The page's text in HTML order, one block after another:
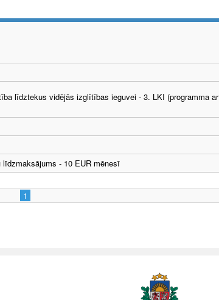
līdztekus vidējās izglītības ieguvei - 3. LKI (programma ar
līdzmaksājums - 10 EUR mēnesī
1